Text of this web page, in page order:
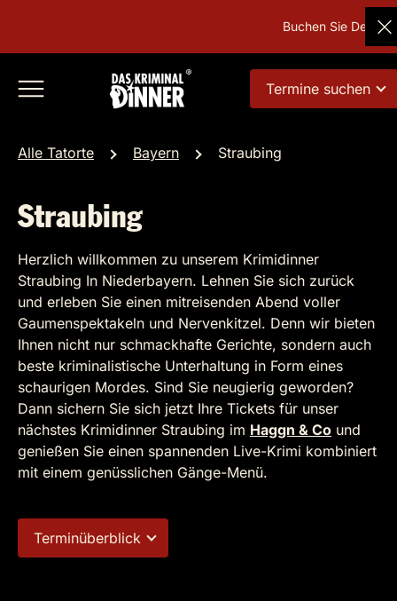
Buchen Sie
Termine suchen
Alle Tatorte Bayern Straubing
Straubing
Herzlich willkommen zu unserem Krimidinner
Straubing In Niederbayern. Lehnen Sie sich zurück
und erleben Sie einen mitreisenden Abend voller
Gaumenspektakeln und Nervenkitzel. Denn wir bieten
Ihnen nicht nur schmackhafte Gerichte, sondern auch
beste kriminalistische Unterhaltung in Form eines
schaurigen Mordes. Sind Sie neugierig geworden?
Dann sichern Sie sich jetzt Ihre Tickets für unser
nächstes Krimidinner Straubing im Haggn & Co und
genießen Sie einen spannenden Live-Krimi kombiniert
mit einem genüsslichen Gänge-Menü.
Terminüberblick